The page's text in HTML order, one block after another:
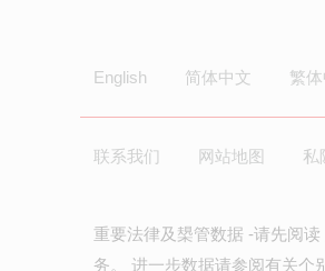
English 简体中文 繁
联系我们 网站地图 私
重要法律及槼管数据 -请先阅读
务。 进一步数据请参阅有关个